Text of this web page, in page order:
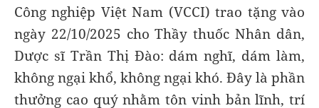
Công nghiệp Việt Nam (VCCI) trao tặng vào
ngày 22/10/2025 cho Thầy thuốc Nhân dân,
Dược sĩ Trần Thị Đào: dám nghĩ, dám làm,
không ngại khổ, không ngại khó. Đây là phần
thưởng cao quý nhằm tôn vinh bản lĩnh, trí